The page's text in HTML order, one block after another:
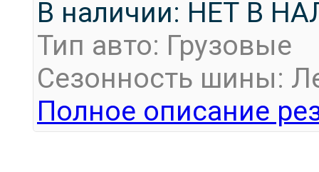
В наличии: НЕТ В
Тип авто: Грузовые
Сезонность шины:
Полное описание